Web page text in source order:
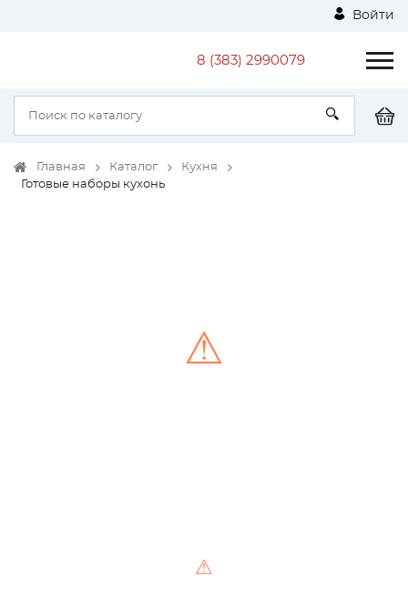
Войти
8 (383) 2990079
Главная Каталог
Кухня
Готовые наборы кухонь
⚠
⚠